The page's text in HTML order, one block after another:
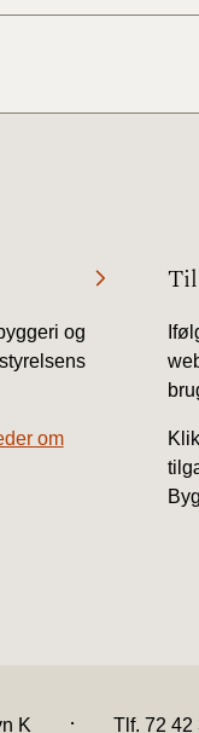
og
om
K . Tlf. 72 42